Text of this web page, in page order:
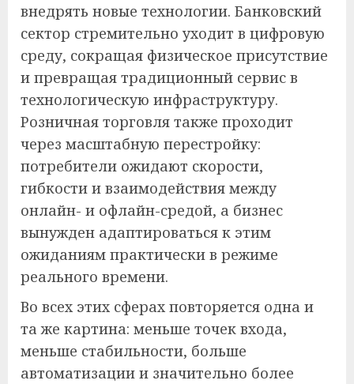
внедрять новые технологии. Банковский
сектор стремительно уходит в цифровую
среду, сокращая физическое присутствие
и превращая традиционный сервис в
технологическую инфраструктуру.
Розничная торговля также проходит
через масштабную перестройку:
потребители ожидают скорости,
гибкости и взаимодействия между
онлайн- и офлайн-средой, а бизнес
вынужден адаптироваться к этим
ожиданиям практически в режиме
реального времени.
Во всех этих сферах повторяется одна и
та же картина: меньше точек входа,
меньше стабильности, больше
автоматизации и значительно более